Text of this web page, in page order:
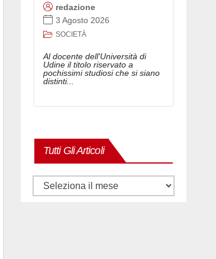
redazione
3 Agosto 2026
SOCIETÀ
Al docente dell'Università di
Udine il titolo riservato a
pochissimi studiosi che si siano
distinti...
Tutti Gli Articoli
Tutti